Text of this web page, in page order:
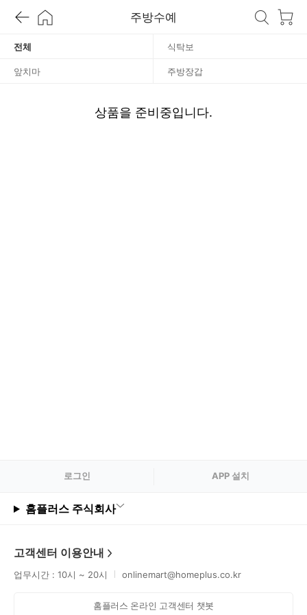
주방수예
전체 식탁보
앞치마 주방장갑
상품을 준비중입니다.
로그인 APP 설치
홈플러스 주식회사
고객센터 이용안내
업무시간 : 10시 ~ 20시 onlinemart@homeplus.co.kr
홈플러스 온라인 고객센터 챗봇